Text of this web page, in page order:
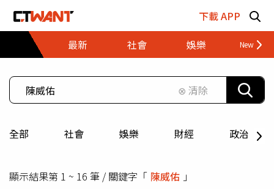
下載 APP
最新
社會 娛樂 財經
⊗ 清除
全部 社會 娛樂 財經 政治
顯示結果第 1 ~ 16 筆 / 關鍵字「 陳威佑 」